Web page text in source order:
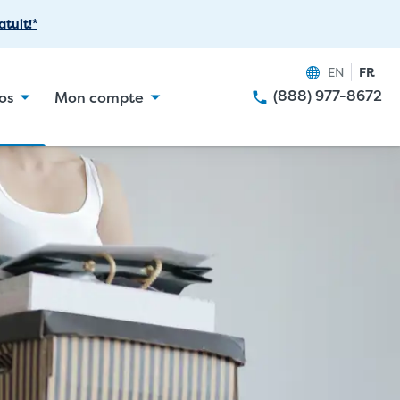
Mon compte (888) 977-8672
EN FR